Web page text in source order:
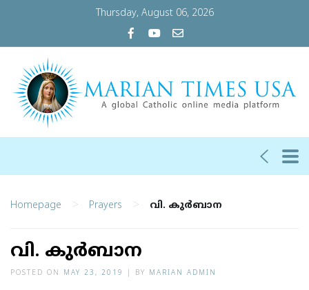
Thursday, August 06, 2026
Homepage > Prayers > വി. കുര്‍ബാന
വി. കുര്‍ബാന
POSTED ON MAY 23, 2019 BY MARIAN ADMIN